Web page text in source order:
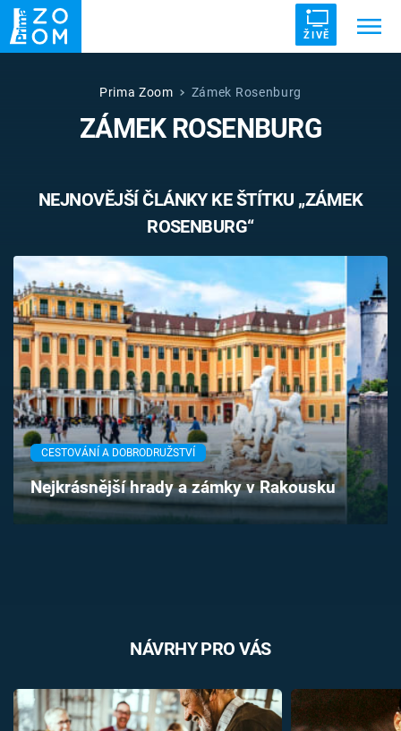
ŽIVĚ
ZRÁDCI UFO DRUHÁ SVĚTOVÁ VÁLKA
VETŘELCI DÁVNOVĚKU
Témata
Pořady
TV Program
Časopis
Sledujte prima+
Přihlášení
Prima Zoom Zámek Rosenburg
ZÁMEK ROSENBURG
NEJNOVĚJŠÍ ČLÁNKY KE ŠTÍTKU „ZÁMEK
ROSENBURG“
CESTOVÁNÍ A DOBRODRUŽSTVÍ
Nejkrásnější hrady a zámky v Rakousku
NÁVRHY PRO VÁS